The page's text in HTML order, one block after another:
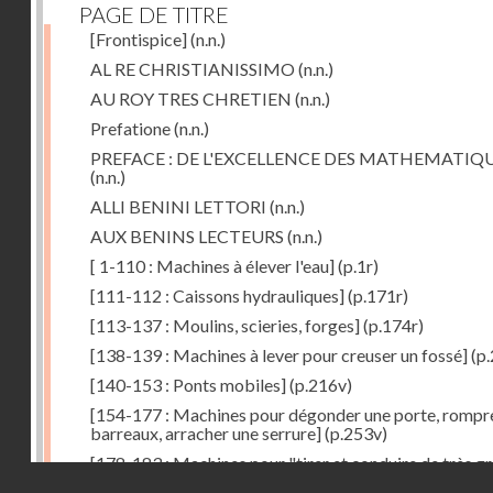
PAGE DE TITRE
[Frontispice](n.n.)
AL RE CHRISTIANISSIMO (n.n.)
AU ROY TRES CHRETIEN (n.n.)
Prefatione(n.n.)
PREFACE : DE L'EXCELLENCE DES
(n.n.)
ALLI BENINI LETTORI (n.n.)
AUX BENINS LECTEURS (n.n.)
[ 1-110 : Machines à élever l'eau](p.1r)
[111-112 : Caissons hydrauliques](p.171r)
[113-137 : Moulins, scieries, forges](p.174r)
[138-139 : Machines à lever pour creuser un fossé]
[140-153 : Ponts mobiles](p.216v)
[154-177 : Machines pour dégonder une porte,
barreaux, arracher une serrure](p.253v)
[178-183 : Machines pour "tirer et conduire de très